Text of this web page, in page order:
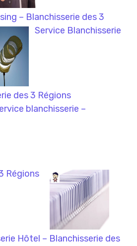
– Blanchisserie des 3
Service Blanchisserie
des 3 Régions
blanchisserie –
Régions
Hôtel – Blanchisserie des